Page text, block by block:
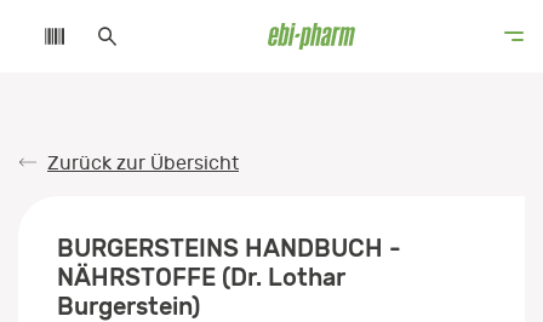
Zurück zur Übersicht
BURGERSTEINS HANDBUCH -
NÄHRSTOFFE (Dr. Lothar
Burgerstein)